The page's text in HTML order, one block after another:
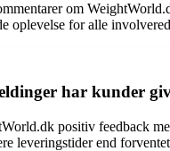
om
oplevelse for alle
har kunder
positiv feedback
leveringstider end